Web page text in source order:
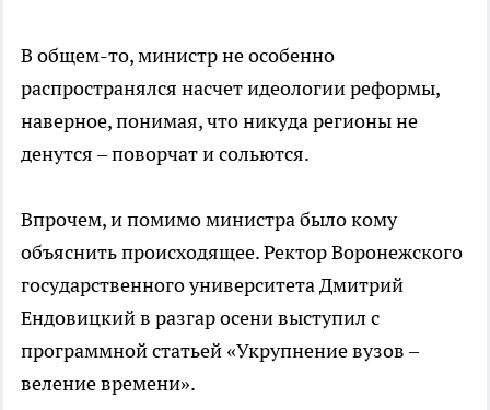
В общем-то, министр не особенно
распространялся насчет идеологии реформы,
наверное, понимая, что никуда регионы не
денутся – поворчат и сольются.
Впрочем, и помимо министра было кому
объяснить происходящее. Ректор Воронежского
государственного университета Дмитрий
Ендовицкий в разгар осени выступил с
программной статьей «Укрупнение вузов –
веление времени».